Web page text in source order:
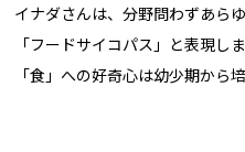
イナダさんは、分野問わずあら
「フードサイコパス」と表現し
「食」への好奇心は幼少期から